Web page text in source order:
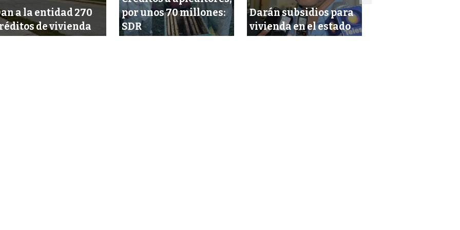
a la entidad 270
de vivienda
por unos 70 millones:
SDR
Darán subsidios para
vivienda en el estado